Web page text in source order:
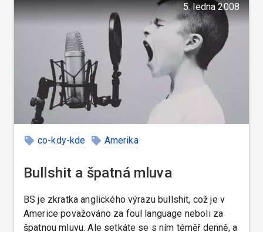
5. ledna 2008
co-kdy-kde Amerika
Bullshit a špatná mluva
BS je zkratka anglického výrazu bullshit, což je v
Americe považováno za foul language neboli za
špatnou mluvu. Ale setkáte se s ním téměř denně, a